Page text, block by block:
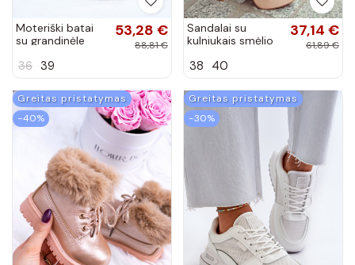
Moteriški batai
su grandinėle
53,28 €
88,81 €
36 39
Sandalai su
kulniukais smėlio
37,14 €
61,89 €
38 40
Greitas pristatymas
−40%
Greitas pristatymas
−30%